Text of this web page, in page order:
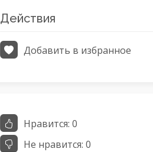
Действия
Добавить в избранное
Нравится: 0
Не нравится: 0